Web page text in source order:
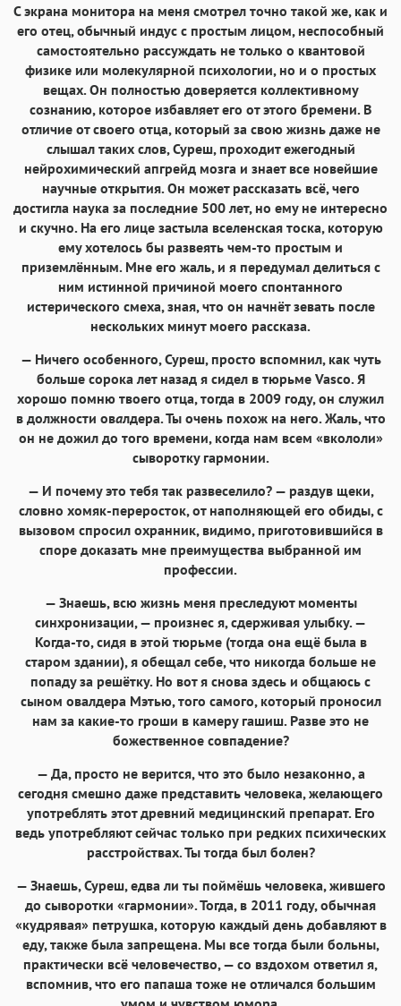
С экрана монитора на меня смотрел точно такой же, как и
его отец, обычный индус с простым лицом, неспособный
самостоятельно рассуждать не только о квантовой
физике или молекулярной психологии, но и о простых
вещах. Он полностью доверяется коллективному
сознанию, которое избавляет его от этого бремени. В
отличие от своего отца, который за свою жизнь даже не
слышал таких слов, Суреш, проходит ежегодный
нейрохимический апгрейд мозга и знает все новейшие
научные открытия. Он может рассказать всё, чего
достигла наука за последние 500 лет, но ему не интересно
и скучно. На его лице застыла вселенская тоска, которую
ему хотелось бы развеять чем-то простым и
приземлённым. Мне его жаль, и я передумал делиться с
ним истинной причиной моего спонтанного
истерического смеха, зная, что он начнёт зевать после
нескольких минут моего рассказа.
— Ничего особенного, Суреш, просто вспомнил, как чуть
больше сорока лет назад я сидел в тюрьме Vasco. Я
хорошо помню твоего отца, тогда в 2009 году, он служил
в должности овалдера. Ты очень похож на него. Жаль, что
он не дожил до того времени, когда нам всем «вкололи»
сыворотку гармонии.
— И почему это тебя так развеселило? — раздув щеки,
словно хомяк-переросток, от наполняющей его обиды, с
вызовом спросил охранник, видимо, приготовившийся в
споре доказать мне преимущества выбранной им
профессии.
— Знаешь, всю жизнь меня преследуют моменты
синхронизации, — произнес я, сдерживая улыбку. —
Когда-то, сидя в этой тюрьме (тогда она ещё была в
старом здании), я обещал себе, что никогда больше не
попаду за решётку. Но вот я снова здесь и общаюсь с
сыном овалдера Мэтью, того самого, который проносил
нам за какие-то гроши в камеру гашиш. Разве это не
божественное совпадение?
— Да, просто не верится, что это было незаконно, а
сегодня смешно даже представить человека, желающего
употреблять этот древний медицинский препарат. Его
ведь употребляют сейчас только при редких психических
расстройствах. Ты тогда был болен?
— Знаешь, Суреш, едва ли ты поймёшь человека, жившего
до сыворотки «гармонии». Тогда, в 2011 году, обычная
«кудрявая» петрушка, которую каждый день добавляют в
еду, также была запрещена. Мы все тогда были больны,
практически всё человечество, — со вздохом ответил я,
вспомнив, что его папаша тоже не отличался большим